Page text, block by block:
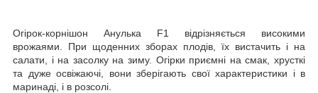
Огірок-корнішон Анулька F1 відрізняється високими
врожаями. При щоденних зборах плодів, їх вистачить і на
салати, і на засолку на зиму. Огірки приємні на смак, хрусткі
та дуже освіжаючі, вони зберігають свої характеристики і в
маринаді, і в розсолі.